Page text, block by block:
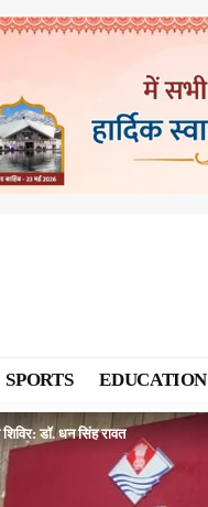
SPORTS EDUCATION
डॉ. धन सिंह रावत